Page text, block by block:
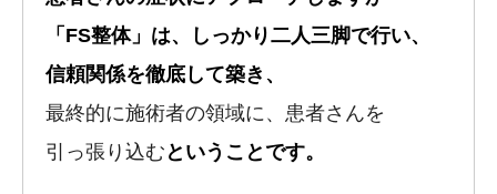
「FS整体」は、しっかり二人三脚で行い、
信頼関係を徹底して築き、
最終的に施術者の領域に、患者さんを
引っ張り込む ということです。